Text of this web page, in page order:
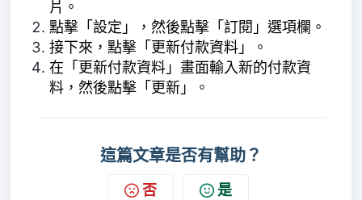
片。
點擊「設定」，然後點擊「訂閱」選項欄。
接下來，點擊「更新付款資料」。
在「更新付款資料」畫面輸入新的付款資
料，然後點擊「更新」。
這篇文章是否有幫助？
否 是